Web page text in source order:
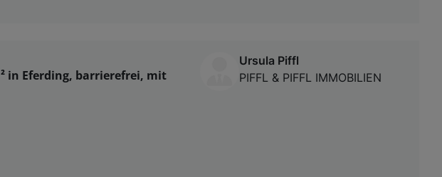
in Eferding, barrierefrei, mit
Ursula Piffl
PIFFL & PIFFL IMMOBILIEN